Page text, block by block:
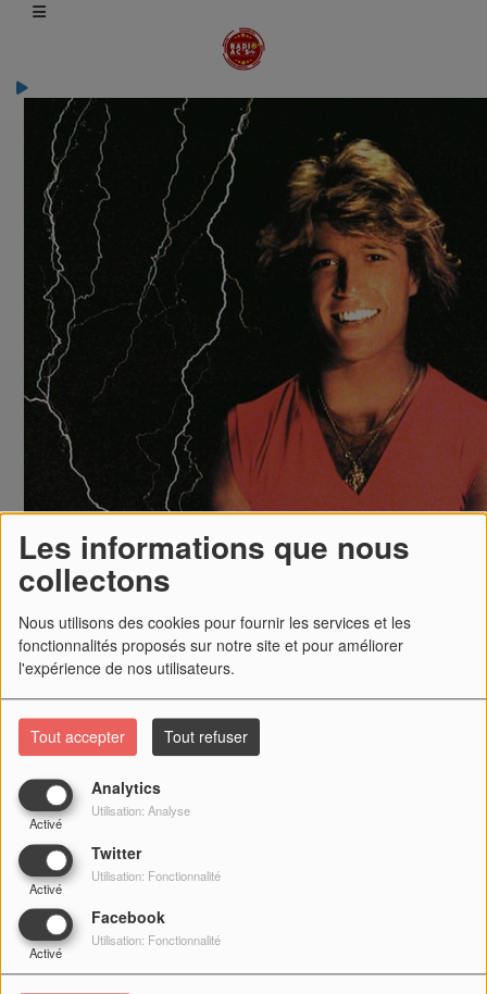
Les informations que nous
collectons
Nous utilisons des cookies pour fournir les services et les
fonctionnalités proposés sur notre site et pour améliorer
l'expérience de nos utilisateurs.
Tout accepter Tout refuser
Analytics
Activé
Utilisation: Analyse
Twitter
Activé
Utilisation: Fonctionnalité
Facebook
Activé
Utilisation: Fonctionnalité
After Dark Andy Gibb
Envoyez-nous vos dédicaces
- Superbe émission et superbe radio Je vous embrasse fort
Emissions Rap Folie Funky
Rap Folie Funky
Mardi, de 22:00 à 23:00
Le Rnb, la funk, la soul et la dance avec des tubes, nouveautés et
souvenirs. Composée de différentes rubriques, elle a accueilli
notamment
Capital sur M6, en tant que chroniqueur.